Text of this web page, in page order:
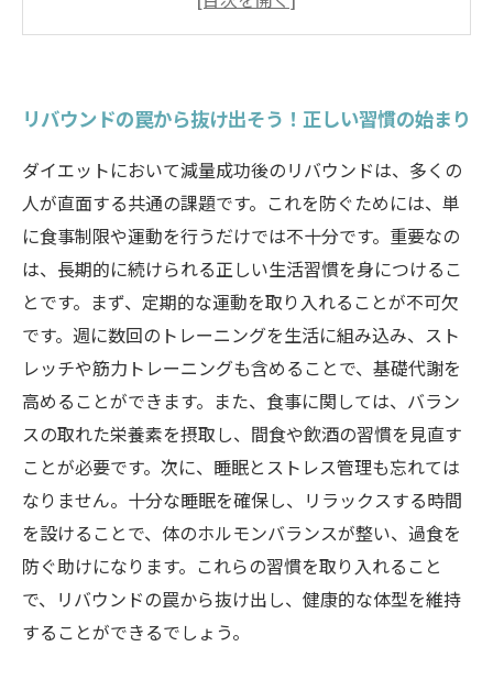
心と体を健康に保つための新しいルーティンの
作り方
リバウンド防止に向けたトレーニングと食事の
バランス
成功の秘訣はこれだ！リバウンドを防ぐための
長期的なアプローチ
リバウンドの罠から抜け出そう！正しい習慣の始まり
ダイエットにおいて減量成功後のリバウンドは、多くの
人が直面する共通の課題です。これを防ぐためには、単
に食事制限や運動を行うだけでは不十分です。重要なの
は、長期的に続けられる正しい生活習慣を身につけるこ
とです。まず、定期的な運動を取り入れることが不可欠
です。週に数回のトレーニングを生活に組み込み、スト
レッチや筋力トレーニングも含めることで、基礎代謝を
高めることができます。また、食事に関しては、バラン
スの取れた栄養素を摂取し、間食や飲酒の習慣を見直す
ことが必要です。次に、睡眠とストレス管理も忘れては
なりません。十分な睡眠を確保し、リラックスする時間
を設けることで、体のホルモンバランスが整い、過食を
防ぐ助けになります。これらの習慣を取り入れること
で、リバウンドの罠から抜け出し、健康的な体型を維持
することができるでしょう。